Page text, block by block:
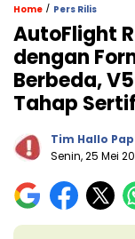
Home / Pers Rilis
AutoFlight
dengan
Berbeda,
Tahap
Tim Hallo
Senin, 25 Mei